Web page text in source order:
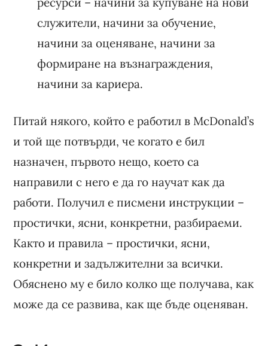
служители, начини за обучение,
начини за оценяване, начини за
формиране на възнаграждения,
начини за кариера.
Питай някого, който е работил в McDonald’s
и той ще потвърди, че когато е бил
назначен, първото нещо, което са
направили с него е да го научат как да
работи. Получил е писмени инструкции –
простички, ясни, конкретни, разбираеми.
Както и правила – простички, ясни,
конкретни и задължителни за всички.
Обяснено му е било колко ще получава, как
може да се развива, как ще бъде оценяван.